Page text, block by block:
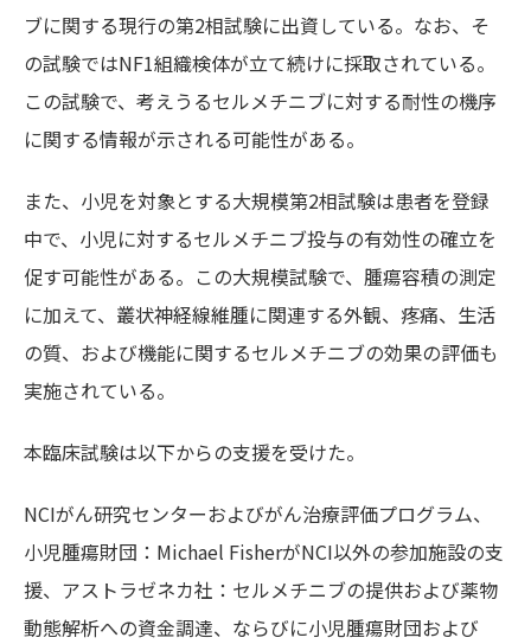
ブに関する現行の第2相試験に出資している。なお、そ
の試験ではNF1組織検体が立て続けに採取されている。
この試験で、考えうるセルメチニブに対する耐性の機序
に関する情報が示される可能性がある。
また、小児を対象とする大規模第2相試験は患者を登録
中で、小児に対するセルメチニブ投与の有効性の確立を
促す可能性がある。この大規模試験で、腫瘍容積の測定
に加えて、叢状神経線維腫に関連する外観、疼痛、生活
の質、および機能に関するセルメチニブの効果の評価も
実施されている。
本臨床試験は以下からの支援を受けた。
NCIがん研究センターおよびがん治療評価プログラム、
小児腫瘍財団：Michael FisherがNCI以外の参加施設の支
援、アストラゼネカ社：セルメチニブの提供および薬物
動態解析への資金調達、ならびに小児腫瘍財団および